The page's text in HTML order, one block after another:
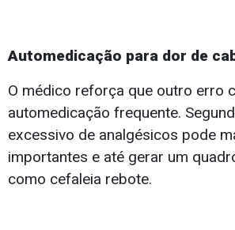
Automedicação para dor de
O médico reforça que outro erro
automedicação frequente.
excessivo de analgésicos pode
importantes e até gerar um
como cefaleia rebote.